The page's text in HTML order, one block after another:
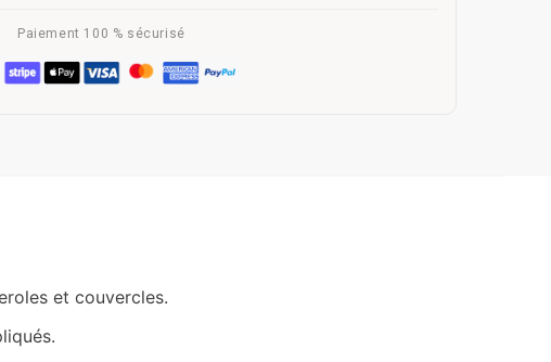
Paiement 100 % sécurisé
et couvercles.